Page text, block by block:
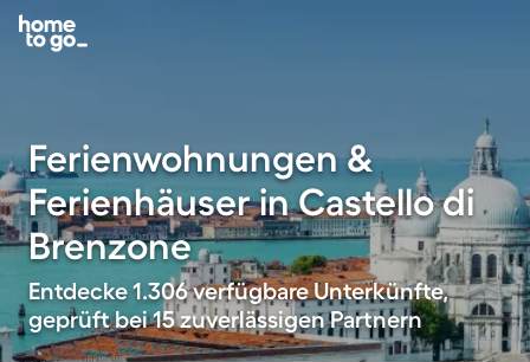
Ferienwohnungen &
Ferienhäuser in Castello di
Brenzone
Entdecke 1.306 verfügbare Unterkünfte,
geprüft bei 15 zuverlässigen Partnern